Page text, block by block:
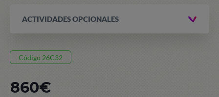
ACTIVIDADES OPCIONALES
Código 26C32
860€